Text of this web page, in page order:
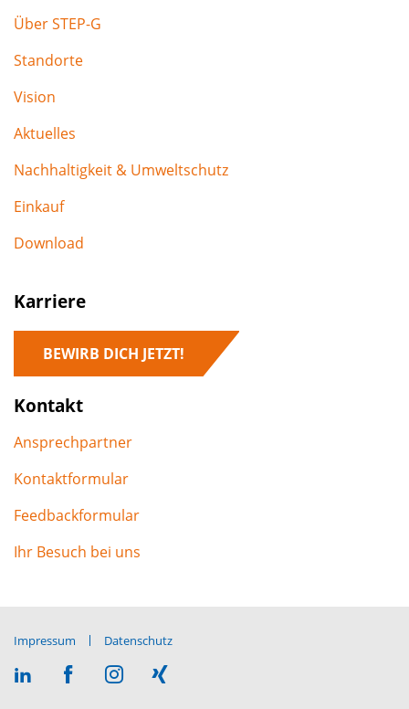
Über STEP-G
Standorte
Vision
Aktuelles
Nachhaltigkeit & Umweltschutz
Einkauf
Download
Karriere
BEWIRB DICH JETZT!
Kontakt
Ansprechpartner
Kontaktformular
Feedbackformular
Ihr Besuch bei uns
Impressum Datenschutz
BesuchenBesuchen
Besuchen